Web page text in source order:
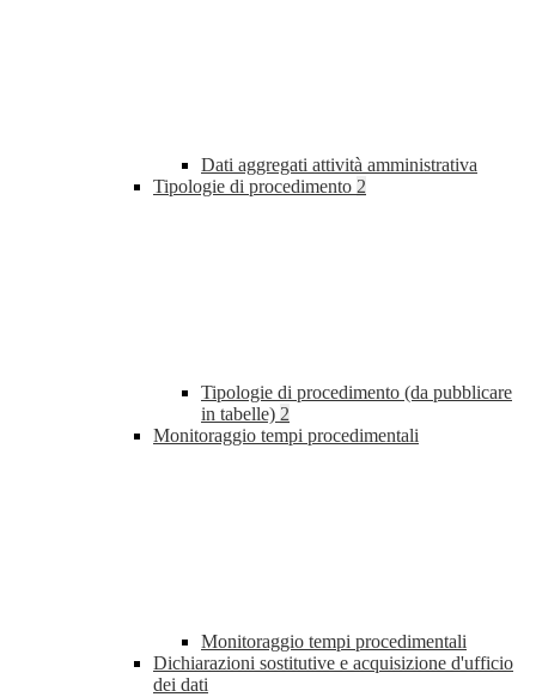
Dati aggregati attività amministrativa
Tipologie di procedimento 2
Tipologie di procedimento (da pubblicare
in tabelle) 2
Monitoraggio tempi procedimentali
Monitoraggio tempi procedimentali
Dichiarazioni sostitutive e acquisizione d'ufficio
dei dati